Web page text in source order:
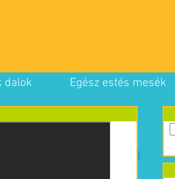
dalok Egész estés mesék